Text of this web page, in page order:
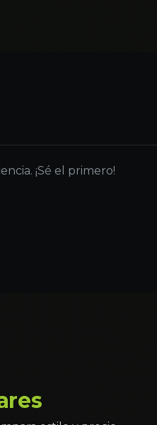
¡Sé el primero!